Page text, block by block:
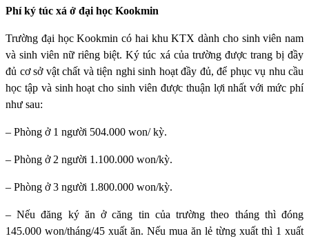
Phí ký túc xá ở đại học Kookmin
Trường đại học Kookmin có hai khu KTX dành cho sinh viên nam
và sinh viên nữ riêng biệt. Ký túc xá của trường được trang bị đầy
đủ cơ sở vật chất và tiện nghi sinh hoạt đầy đủ, để phục vụ nhu cầu
học tập và sinh hoạt cho sinh viên được thuận lợi nhất với mức phí
như sau:
– Phòng ở 1 người 504.000 won/ kỳ.
– Phòng ở 2 người 1.100.000 won/kỳ.
– Phòng ở 3 người 1.800.000 won/kỳ.
– Nếu đăng ký ăn ở căng tin của trường theo tháng thì đóng
145.000 won/tháng/45 xuất ăn. Nếu mua ăn lẻ từng xuất thì 1 xuất